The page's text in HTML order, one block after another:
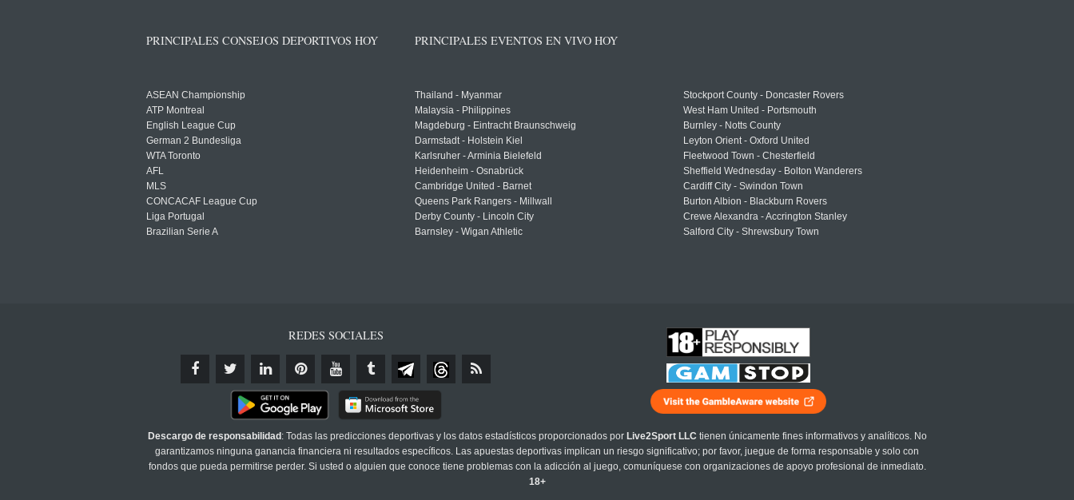
PRINCIPALES CONSEJOS DEPORTIVOS HOY
ASEAN Championship
ATP Montreal
English League Cup
German 2 Bundesliga
WTA Toronto
AFL
MLS
CONCACAF League Cup
Liga Portugal
Brazilian Serie A
PRINCIPALES EVENTOS EN VIVO HOY
Thailand - Myanmar
Malaysia - Philippines
Magdeburg - Eintracht Braunschweig
Darmstadt - Holstein Kiel
Karlsruher - Arminia Bielefeld
Heidenheim - Osnabrück
Cambridge United - Barnet
Queens Park Rangers - Millwall
Derby County - Lincoln City
Barnsley - Wigan Athletic
Stockport County - Doncaster Rovers
West Ham United - Portsmouth
Burnley - Notts County
Leyton Orient - Oxford United
Fleetwood Town - Chesterfield
Sheffield Wednesday - Bolton Wanderers
Cardiff City - Swindon Town
Burton Albion - Blackburn Rovers
Crewe Alexandra - Accrington Stanley
Salford City - Shrewsbury Town
REDES SOCIALES
Descargo de responsabilidad : Todas las predicciones deportivas y los datos estadísticos proporcionados por Live2Sport LLC tienen únicamente fines informativos y analíticos. No
garantizamos ninguna ganancia financiera ni resultados específicos. Las apuestas deportivas implican un riesgo significativo; por favor, juegue de forma responsable y solo con
fondos que pueda permitirse perder. Si usted o alguien que conoce tiene problemas con la adicción al juego, comuníquese con organizaciones de apoyo profesional de inmediato.
18+